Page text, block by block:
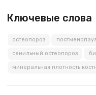
Ключевые слова
остеопороз
сенильный остеопороз
минеральная плотность